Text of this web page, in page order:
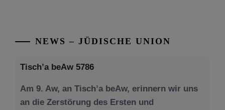
NEWS – JÜDISCHE UNION
Tisch’a beAw 5786
Am 9. Aw, an Tisch’a beAw, erinnern wir uns
an die Zerstörung des Ersten und